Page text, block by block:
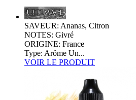
SAVEUR: Ananas, Citron
NOTES: Givré
ORIGINE: France
Type: Arôme Un...
VOIR LE PRODUIT